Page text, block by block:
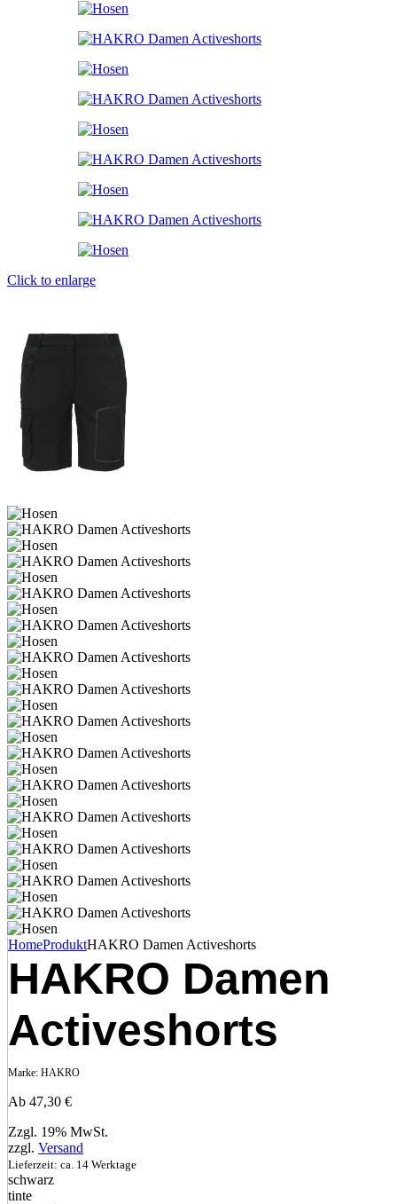
Click to enlarge
HomeProduktHAKRO Damen Activeshorts
HAKRO Damen
Activeshorts
Marke: HAKRO
Ab 47,30 €
Zzgl. 19% MwSt.
zzgl. Versand
Lieferzeit: ca. 14 Werktage
schwarz
tinte